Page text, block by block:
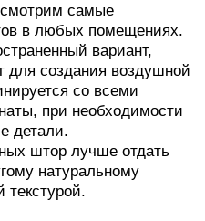
самые
в любых помещениях.
вариант,
для создания воздушной
со всеми
при необходимости
детали.
штор лучше отдать
натуральному
текстурой.